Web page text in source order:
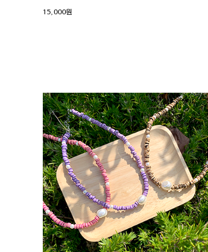
15,000원